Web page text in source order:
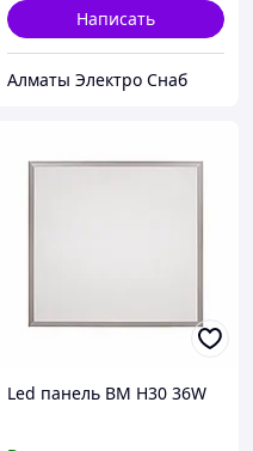
Написать
Алматы Электро Снаб
Led панель BM H30 36W